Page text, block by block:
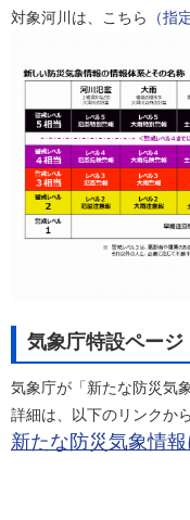
対象河川は、こちら
（指
気象庁特設ページ
気象庁が「新たな防災気
詳細は、以下のリンクか
新たな防災気象情